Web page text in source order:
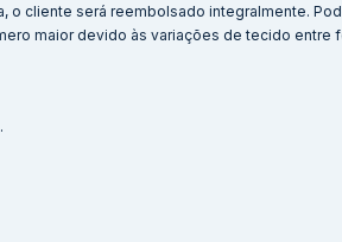
cliente será reembolsado integralmente.
maior devido às variações de tecido entre